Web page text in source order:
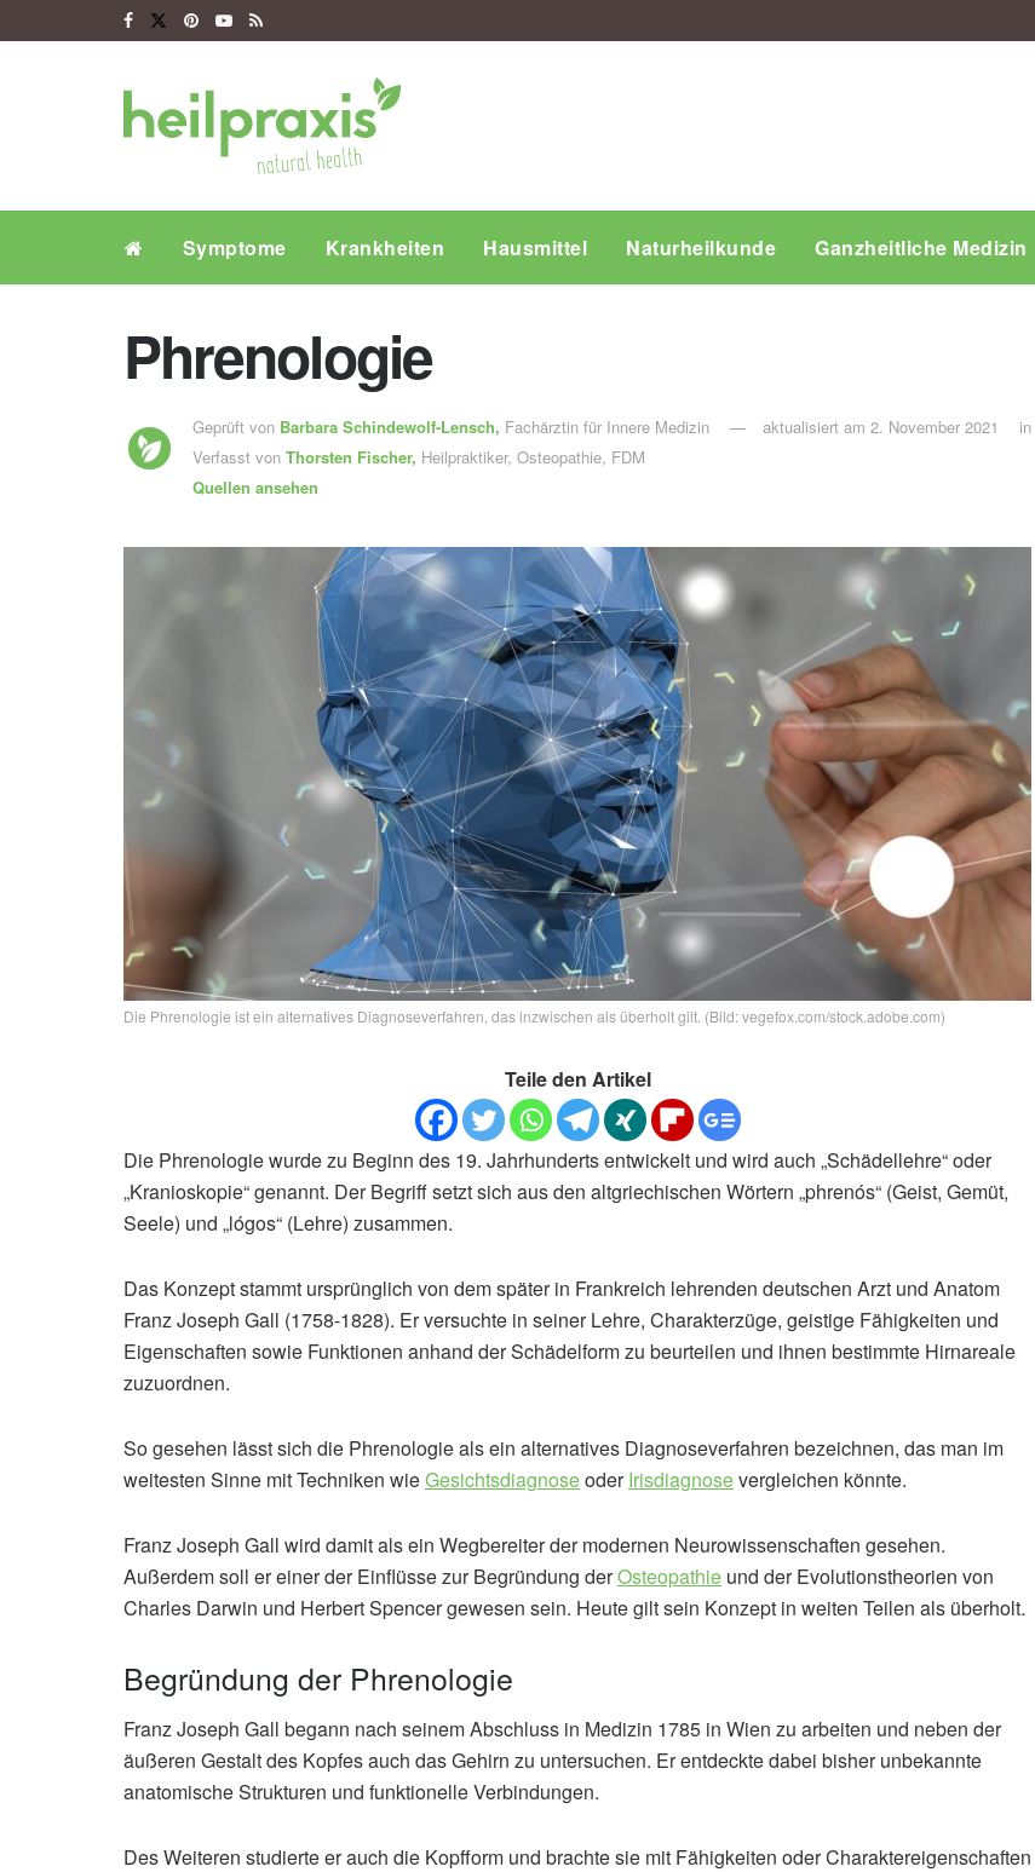
Symptome Krankheiten Hausmittel Naturheilkunde Ganzheitliche Medizin
Phrenologie
Geprüft von Barbara Schindewolf-Lensch, Fachärztin für Innere Medizin
Verfasst von Thorsten Fischer, Heilpraktiker, Osteopathie, FDM
Quellen ansehen
aktualisiert am 2. November 2021 in
Die Phrenologie ist ein alternatives Diagnoseverfahren, das inzwischen als überholt gilt. (Bild: vegefox.com/stock.adobe.com)
Teile den Artikel
Die Phrenologie wurde zu Beginn des 19. Jahrhunderts entwickelt und wird auch „Schädellehre“ oder
„Kranioskopie“ genannt. Der Begriff setzt sich aus den altgriechischen Wörtern „phrenós“ (Geist, Gemüt,
Seele) und „lógos“ (Lehre) zusammen.
Das Konzept stammt ursprünglich von dem später in Frankreich lehrenden deutschen Arzt und Anatom
Franz Joseph Gall (1758-1828). Er versuchte in seiner Lehre, Charakterzüge, geistige Fähigkeiten und
Eigenschaften sowie Funktionen anhand der Schädelform zu beurteilen und ihnen bestimmte Hirnareale
zuzuordnen.
So gesehen lässt sich die Phrenologie als ein alternatives Diagnoseverfahren bezeichnen, das man im
weitesten Sinne mit Techniken wieGesichtsdiagnoseoderIrisdiagnosevergleichen könnte.
Franz Joseph Gall wird damit als ein Wegbereiter der modernen Neurowissenschaften gesehen.
Außerdem soll er einer der Einflüsse zur Begründung derOsteopathie und der Evolutionstheorien von
Charles Darwin und Herbert Spencer gewesen sein. Heute gilt sein Konzept in weiten Teilen als überholt.
Begründung der Phrenologie
Franz Joseph Gall begann nach seinem Abschluss in Medizin 1785 in Wien zu arbeiten und neben der
äußeren Gestalt des Kopfes auch das Gehirn zu untersuchen. Er entdeckte dabei bisher unbekannte
anatomische Strukturen und funktionelle Verbindungen.
Des Weiteren studierte er auch die Kopfform und brachte sie mit Fähigkeiten oder Charaktereigenschaften